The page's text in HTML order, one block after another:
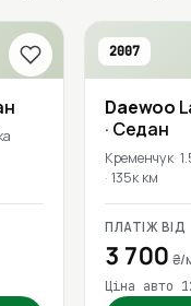
2007
Daewoo
· Седан
Кременчук
135к км
ПЛАТІЖ ВІД
3 700 ₴/
Ціна авто